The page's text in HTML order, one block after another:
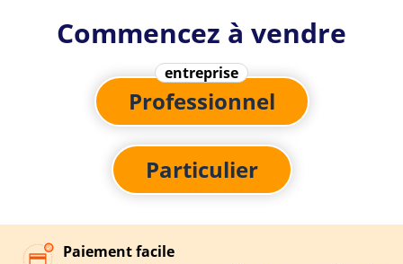
Commencez à vendre
Professionnel
entreprise
Particulier
Paiement facile